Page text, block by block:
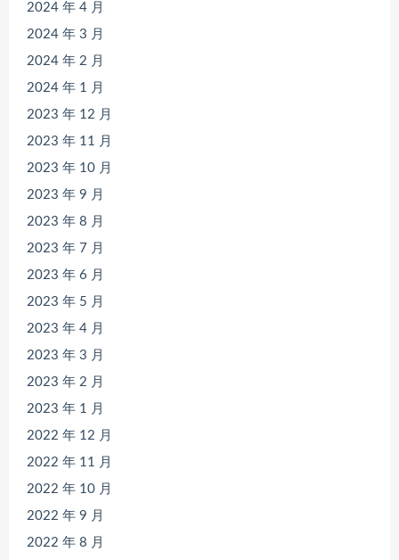
2024 年 4 月
2024 年 3 月
2024 年 2 月
2024 年 1 月
2023 年 12 月
2023 年 11 月
2023 年 10 月
2023 年 9 月
2023 年 8 月
2023 年 7 月
2023 年 6 月
2023 年 5 月
2023 年 4 月
2023 年 3 月
2023 年 2 月
2023 年 1 月
2022 年 12 月
2022 年 11 月
2022 年 10 月
2022 年 9 月
2022 年 8 月